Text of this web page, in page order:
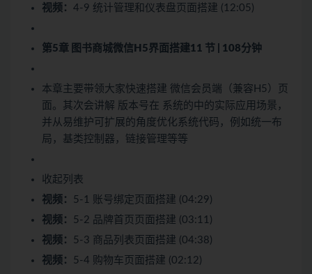
视频： 4-9 统计管理和仪表盘页面搭建 (12:05)
第5章 图书商城微信H5界面搭建11 节 | 108分钟
本章主要带领大家快速搭建 微信会员端（兼容H5）页
面。其次会讲解 版本号在 系统的中的实际应用场景，
并从易维护可扩展的角度优化系统代码，例如统一布
局，基类控制器，链接管理等等
收起列表
视频： 5-1 账号绑定页面搭建 (04:29)
视频： 5-2 品牌首页页面搭建 (03:11)
视频： 5-3 商品列表页面搭建 (04:38)
视频： 5-4 购物车页面搭建 (02:12)